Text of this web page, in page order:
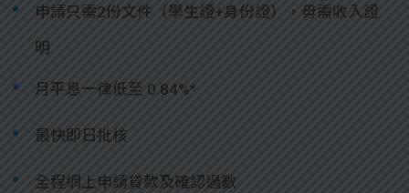
申請只需2份文件（學生證+身份證），毋需收入證
明
月平息一律低至 0.84%*
最快即日批核
全程網上申請貸款及確認過數